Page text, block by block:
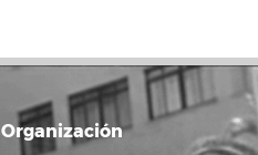
Organización